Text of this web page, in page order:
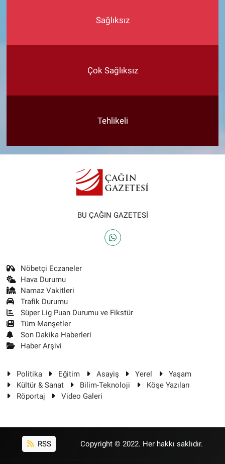
Sağlıksız
Çok Sağlıksız
Tehlikeli
BU ÇAĞIN GAZETESİ
Nöbetçi Eczaneler
Hava Durumu
Namaz Vakitleri
Trafik Durumu
Süper Lig Puan Durumu ve Fikstür
Tüm Manşetler
Son Dakika Haberleri
Haber Arşivi
Politika Eğitim Asayiş Yerel
Yaşam
Kültür & Sanat
Bilim-Teknoloji
Köşe Yazıları
Röportaj
Video Galeri
RSS Copyright © 2022. Her hakkı saklıdır.